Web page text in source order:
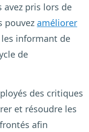
avez pris lors de
pouvez améliorer
les informant de
de
des critiques
et résoudre les
afin